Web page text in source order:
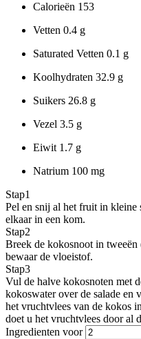
Calorieën 153
Vetten 0.4 g
Saturated Vetten 0.1 g
Koolhydraten 32.9 g
Suikers 26.8 g
Vezel 3.5 g
Eiwit 1.7 g
Natrium 100 mg
Stap1
Pel en snij al het fruit in kleine
elkaar in een kom.
Stap2
Breek de kokosnoot in tweeën
bewaar de vloeistof.
Stap3
Vul de halve kokosnoten met
kokoswater over de salade en
het vruchtvlees van de kokos
doet u het vruchtvlees door al
Ingredienten voor